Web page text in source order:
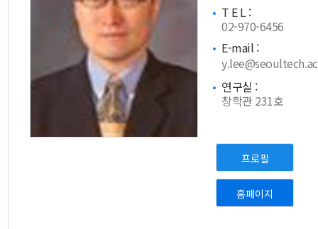
T E L :
02-970-6456
E-mail :
연구실 :
창학관 231호
프로필
홈페이지